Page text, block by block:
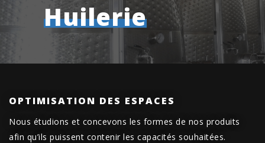
Huilerie
OPTIMISATION DES ESPACES
Nous étudions et concevons les formes de nos produits
afin qu’ils puissent contenir les capacités souhaitées.